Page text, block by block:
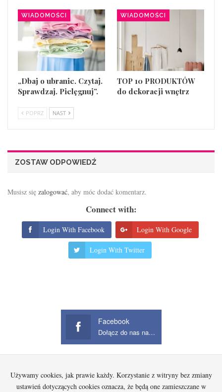
WIADOMOŚCI
„Dbaj o ubranie. Czytaj.
Sprawdzaj. Pielęgnuj”.
WIADOMOŚCI
TOP 10 PRODUKTÓW
do dekoracji wnętrz
POPRZ NAST
ZOSTAW ODPOWIEDŹ
Musisz się zalogować, aby móc dodać komentarz.
Connect with:
Login With Facebook Login With Google
Login With Twitter
Facebook
Dołącz do nas na Facebook
Startowa Kobieta Dziecko Mężczyzna
Beauty
Gadżety
Jak kupować na Aliexpress?
Używamy cookies, jak prawie każdy. Korzystanie z witryny bez zmiany
ustawień dotyczących cookies oznacza, że będą one zamieszczane w